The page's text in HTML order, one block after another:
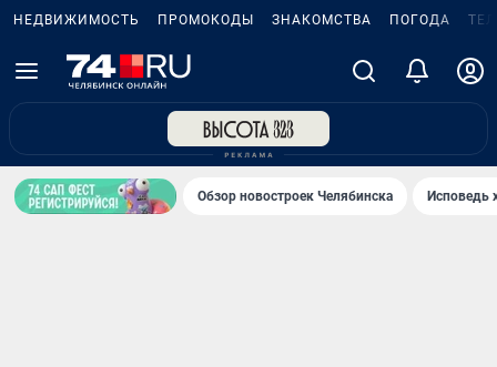
НЕДВИЖИМОСТЬ ПРОМОКОДЫ ЗНАКОМСТВА ПОГОДА
Обзор новостроек Челябинска Исповедь